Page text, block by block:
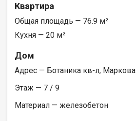
Квартира
Общая площадь — 76.9 м²
Кухня — 20 м²
Дом
Адрес — Ботаника кв-л, Маркова
Этаж — 7 / 9
Материал — железобетон